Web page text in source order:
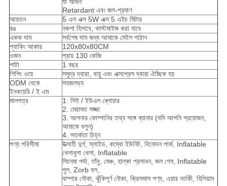
যা আগুন
Retardant এবং জল-প্রমাণ
আয়তন
5 এল এক্স 5W এক্স 5 এইচ মিটার
রঙ
নকশা হিসাবে, কাস্টমাইজ করা যাবে
একক দাম
সর্বশেষ দাম জন্য আমাকে মেইল ​​পাঠান
প্যাকিং আকার
120x80x80CM
ওজন
প্রায় 130 কেজি
পাটা
1 বছর
শিপিং ওয়ে
সমুদ্র দ্বারা, বায়ু এবং এক্সপ্রেস দ্বারা ঐচ্ছিক হয়
ODM থেকে
ইনকয়েরি / ই এম
সহজলভ্য
মালপত্র
1. সিই / ইউএল ব্লোয়ার
2. মেরামত সজ্জা
3. আপনার কোম্পানির তথ্য সঙ্গে ব্যানার (যদি আপনি প্রয়োজন,
আমাকে বলুন)
4. সতর্কতা চিহ্ন
পণ্য পরিসীমা
উত্সাহী দুর্গ, স্লাইড, কম্বো ইউনিট, বিনোদন পার্ক, Inflatable
খেলাধুলা খেলা, Inflatable
সিনেমা পর্দা, তাঁবু, মেঞ্চ, হাল্কা প্রসাধন, জল গেম, Inflatable
পুল, Zorb বল,
বাম্পার নৌকা, ঝুঁকিপূর্ণ নৌকা, ক্রিসমাস পণ্য, এয়ার নর্তকী, হিলিয়াম